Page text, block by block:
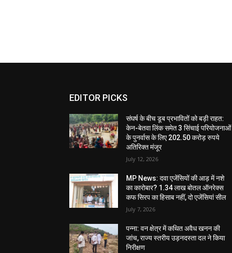
EDITOR PICKS
संघर्ष के बीच डूब प्रभावितों को बड़ी राहत:
केन-बेतवा लिंक समेत 3 सिंचाई परियोजनाओं
के पुनर्वास के लिए 202.50 करोड़ रुपये
अतिरिक्त मंजूर
July 12, 2026
MP News: दवा एजेंसियों की आड़ में नशे
का कारोबार? 1.34 लाख बोतल ऑनरेक्स
कफ सिरप का हिसाब नहीं, दो एजेंसियां सील
July 7, 2026
पन्ना: वन क्षेत्र में कथित अवैध खनन की
जांच, राज्य स्तरीय उड़नदस्ता दल ने किया
निरीक्षण